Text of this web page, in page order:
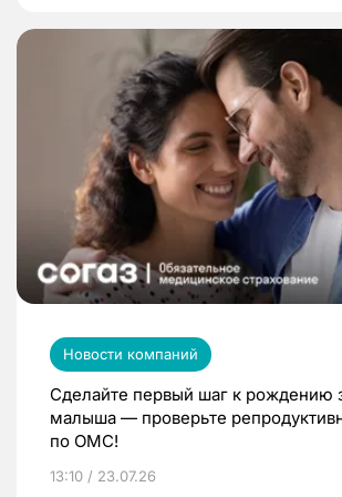
Новости компаний
Сделайте первый шаг к рождению
малыша — проверьте
по ОМС!
13:10 / 23.07.26